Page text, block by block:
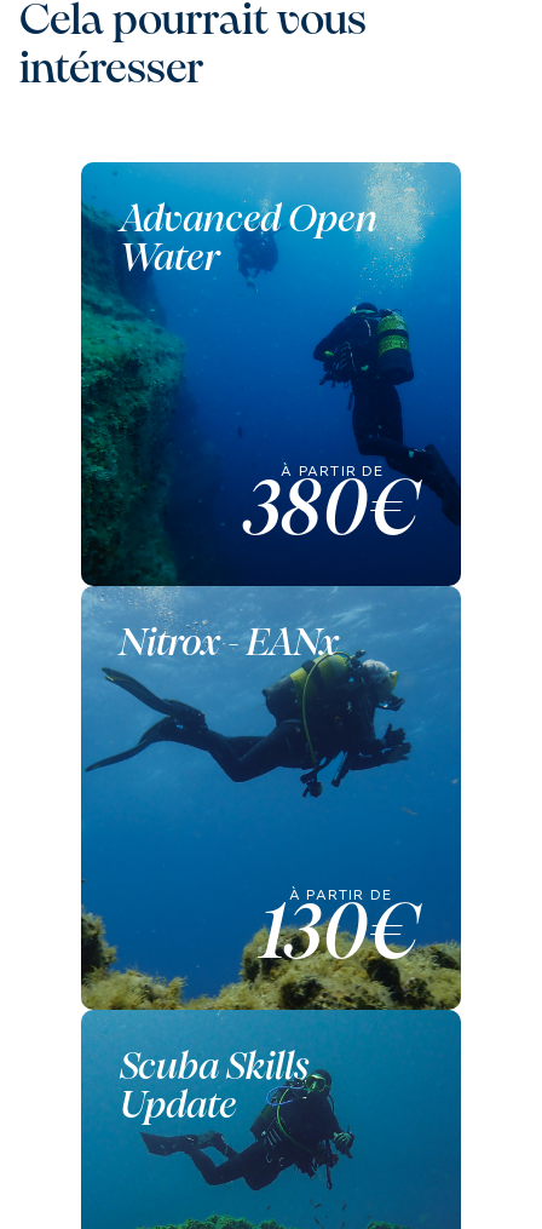
Cela pourrait vous
intéresser
Advanced Open
Water
À PARTIR DE
380€
Nitrox - EANx
À PARTIR DE
130€
Scuba Skills
Update